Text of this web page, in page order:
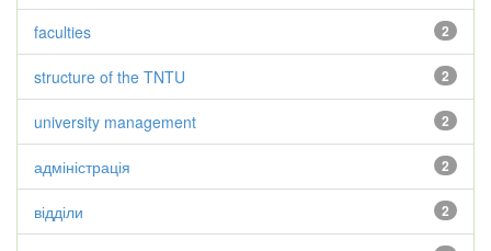
2
faculties
2
structure of the TNTU
2
university management
2
адміністрація
2
відділи